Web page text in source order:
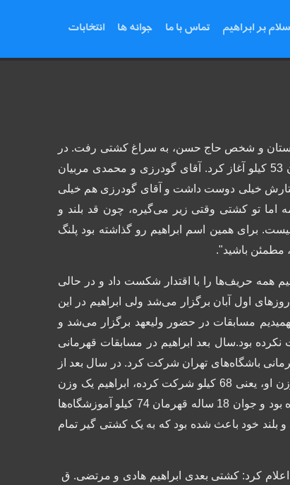
سلام بر ابراهیم تماس با ما جوانه ها انتخابات
دوستان و شخص حاج حسن، به سراغ کشتی رفت. در
آقای گودرزی و محمدی مربیان
رفتارش خیلی دوست داشت و آقای گودرزی هم خیلی
اما تو کشتی وقتی زیر می‌گیره، چون قد بلند و
برای همین اسم ابراهيم رو گذاشته بود پلنگ
مطمئن باشید".
ابراهیم همه حریف‌ها را با اقتدار شکست داد و در حالی
اول آبان برگزار می‌شد ولی ابراهیم در این
مسابقات در حضور ولیعهد برگزار می‌شد و
بود.سال بعد ابراهیم در مسابقات قهرمانی
در سال بعد از
آن در مسابقات قهرمانی آموزشگاه‌ها وقتی دید دوست صمیمی‌ خودش در وزن او، یعنی 68 کیلو شرکت کرده، ابراهیم یک وزن
بالاتر رفت و در 74 کیلو شرکت کرد. در آن سال درخشش ابراهیم خیره کننده بود و جوان 18 ساله قهرمان 74 کیلو آموزشگاه‌ها
بلند خود باعث شده بود که به یک کشتی گیر تمام
کرد: کشتی بعدی ابراهیم هادی و مرتضی. ق